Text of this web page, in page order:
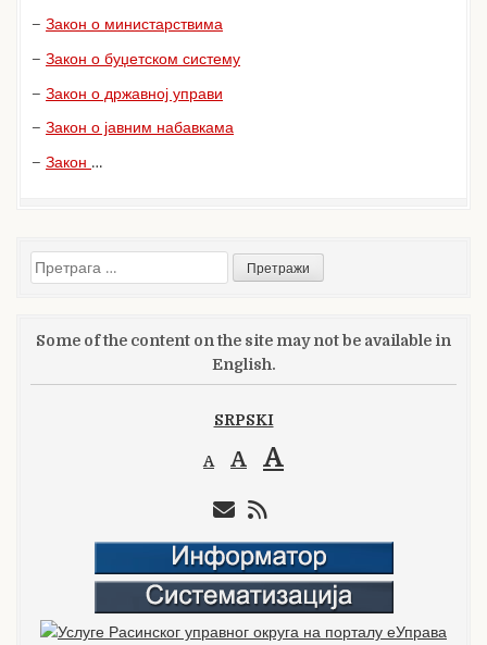
– Закон о министарствима
– Закон о буџетском систему
– Закон о државној управи
– Закон о јавним набавкама
– Закон …
Претрага
за:
Some of the content on the site may not be available in
English.
SRPSKI
A A A